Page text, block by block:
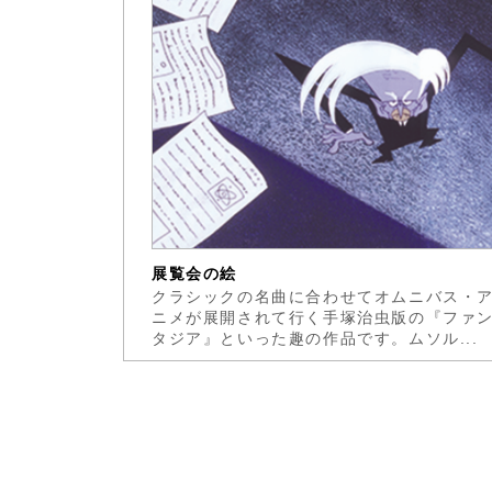
展覧会の絵
クラシックの名曲に合わせてオムニバス・
ニメが展開されて行く手塚治虫版の『ファ
タジア』といった趣の作品です。ムソル...